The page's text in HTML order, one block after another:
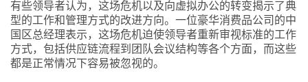
有些领导者认为，这场危机以及向虚拟办公的转变揭示了典
型的工作和管理方式的改进方向。一位豪华消费品公司的中
国区总经理表示，这场危机迫使领导者重新审视标准的工作
方式，包括供应链流程到团队会议结构等各个方面，而这些
都是正常情况下容易被忽视的。